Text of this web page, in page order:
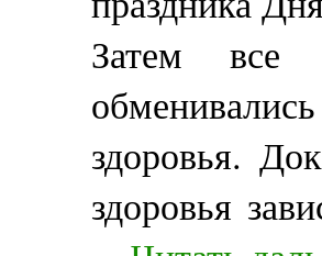
Затем все
здоровья.
здоровья